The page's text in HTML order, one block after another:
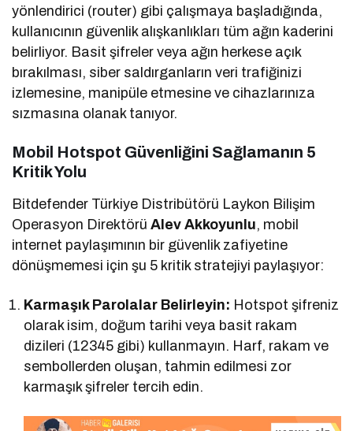
yönlendirici (router) gibi çalışmaya başladığında,
kullanıcının güvenlik alışkanlıkları tüm ağın kaderini
belirliyor. Basit şifreler veya ağın herkese açık
bırakılması, siber saldırganların veri trafiğinizi
izlemesine, manipüle etmesine ve cihazlarınıza
sızmasına olanak tanıyor.
Mobil Hotspot Güvenliğini Sağlamanın 5
Kritik Yolu
Bitdefender Türkiye Distribütörü Laykon Bilişim
Operasyon DirektörüAlev Akkoyunlu, mobil
internet paylaşımının bir güvenlik zafiyetine
dönüşmemesi için şu 5 kritik stratejiyi paylaşıyor:
Karmaşık Parolalar Belirleyin: Hotspot şifreniz
olarak isim, doğum tarihi veya basit rakam
dizileri (12345 gibi) kullanmayın. Harf, rakam ve
sembollerden oluşan, tahmin edilmesi zor
karmaşık şifreler tercih edin.